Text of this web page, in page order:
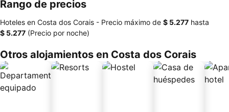
Rango de precios
Hoteles en Costa dos Corais - Precio máximo de ‎$ 5.277 hasta
‎$ 5.277 (Precio por noche)
Otros alojamientos en Costa dos Corais